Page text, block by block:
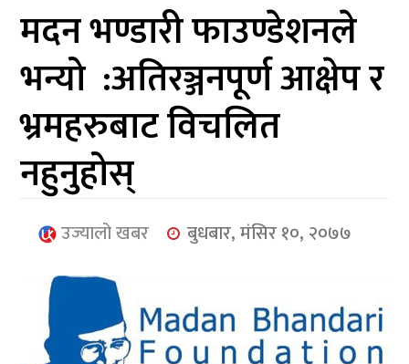
आर्थिक
मनोरञ्जन
खेलकुद
अन्तर्राष्ट्रिय/
प्रबास
युनिकोड
मदन भण्डारी फाउण्डेशनले
भन्यो :अतिरञ्जनपूर्ण आक्षेप र
भ्रमहरुबाट विचलित
नहुनुहोस्
उज्यालो खबर बुधबार, मंसिर १०, २०७७